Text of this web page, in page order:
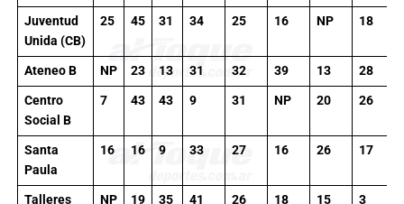
Juventud
Unida (CB)
25 45 31 34 25 16 NP 18
Ateneo B NP 23 13 31 32 39 13 28
Centro
Social B
7 43 43 9 31 NP 20 26
Santa
Paula
16 16 9 33 27 16 26 17
Talleres NP 19 35 41 26 18 15 3